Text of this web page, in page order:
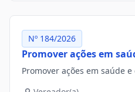
Nº 184/2026
Promover ações em
Promover ações em saúde